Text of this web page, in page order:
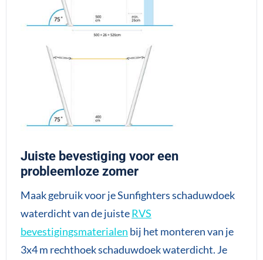
Juiste bevestiging voor een
probleemloze zomer
Maak gebruik voor je Sunfighters schaduwdoek
waterdicht van de juisteRVS
bevestigingsmaterialen bij het monteren van je
3x4 m rechthoek schaduwdoek waterdicht. Je